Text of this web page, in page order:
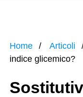
Home Articoli
indice glicemico?